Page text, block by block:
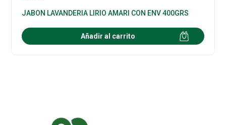
JABON LAVANDERIA LIRIO AMARI CON ENV 400GRS
Añadir al carrito